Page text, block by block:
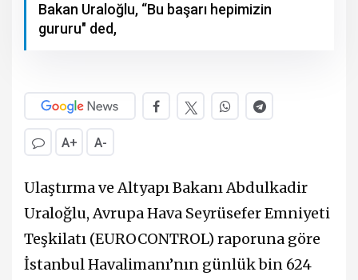
Bakan Uraloğlu, “Bu başarı hepimizin
gururu" ded,
A+ A-
Ulaştırma ve Altyapı Bakanı Abdulkadir
Uraloğlu, Avrupa Hava Seyrüsefer Emniyeti
Teşkilatı (EUROCONTROL) raporuna göre
İstanbul Havalimanı’nın günlük bin 624